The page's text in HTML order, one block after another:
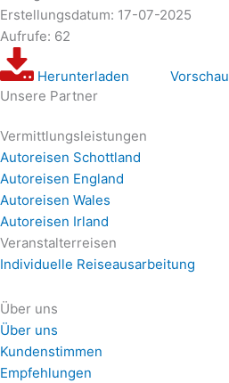
Erstellungsdatum: 17-07-2025
Aufrufe: 62
Herunterladen
Vorschau
Unsere Partner
Vermittlungsleistungen
Autoreisen Schottland
Autoreisen England
Autoreisen Wales
Autoreisen Irland
Veranstalterreisen
Individuelle Reiseausarbeitung
Über uns
Über uns
Kundenstimmen
Empfehlungen